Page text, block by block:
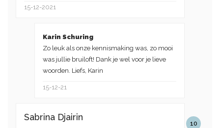
15-12-2021
Karin Schuring
Zo leuk als onze kennismaking was, zo mooi
was jullie bruiloft! Dank je wel voor je lieve
woorden. Liefs, Karin
15-12-21
10
Sabrina Djairin